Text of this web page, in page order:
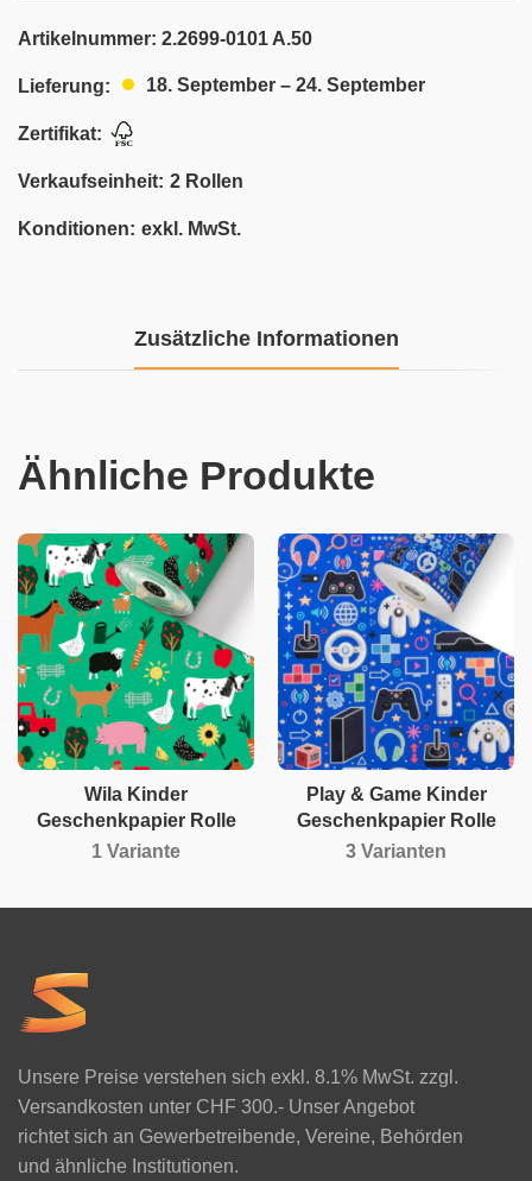
Artikelnummer: 2.2699-0101 A.50
Lieferung: 18. September – 24. September
Zertifikat:
Verkaufseinheit: 2 Rollen
Konditionen: exkl. MwSt.
Zusätzliche Informationen
Ähnliche Produkte
Wila Kinder
Geschenkpapier Rolle
1 Variante
Play & Game Kinder
Geschenkpapier Rolle
3 Varianten
Unsere Preise verstehen sich exkl. 8.1% MwSt. zzgl.
Versandkosten unter CHF 300.- Unser Angebot
richtet sich an Gewerbetreibende, Vereine, Behörden
und ähnliche Institutionen.